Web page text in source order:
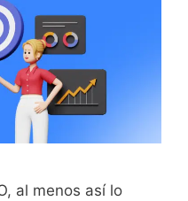
al menos así lo